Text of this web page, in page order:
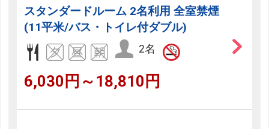
スタンダードルーム 2名利用 全室禁煙
(11平米/バス・トイレ付ダブル)
2名
6,030円～18,810円